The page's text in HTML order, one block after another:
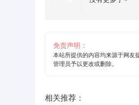
免责声明：
本站所提供的内容均来源于网友
管理员予以更改或删除。
相关推荐：